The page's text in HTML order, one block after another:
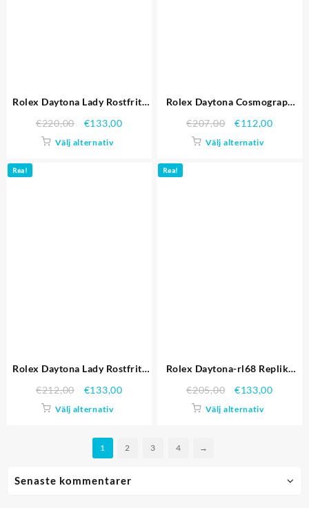
Senaste kommentarer
Rolex Daytona Lady Rostfritt
Tachymeter Replika Klockor
€220,00 €133,00
Välj alternativ
Rolex Daytona Cosmograph
Stainless Brant Strap Black
Dial 80250 Replika Klockor
€207,00 €112,00
Välj alternativ
Rea!
Rolex Daytona Lady Rostfritt
Tachymeter Replika Klockor
€212,00 €133,00
Välj alternativ
Rea!
Rolex Daytona-rl68 Replika
€205,00 €133,00
Välj alternativ
1 2 3 4 →